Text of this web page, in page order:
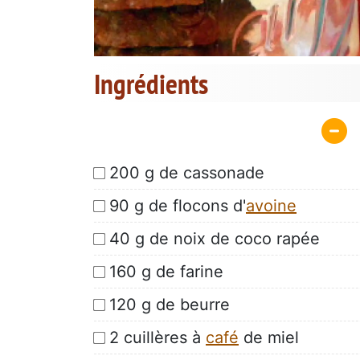
Ingrédients
200 g de cassonade
90 g de flocons d'avoine
40 g de noix de coco rapée
160 g de farine
120 g de beurre
2 cuillères à café de miel